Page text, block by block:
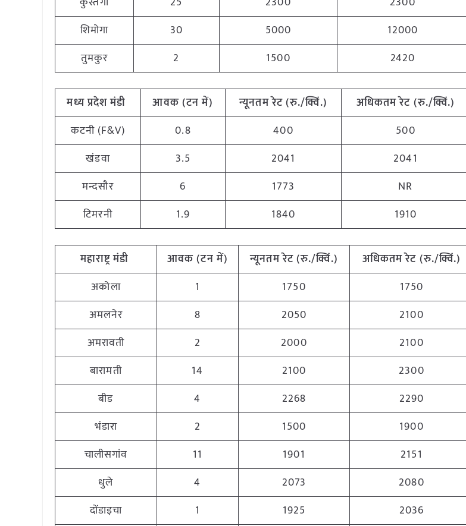
शिमोगा
30 5000 12000
तुमकुर
2 1500 2420
मध्यप्रदेश मंडी आवक (टन में) न्यूनतमरेट (रु./क्विं.) अधिकतमरेट (रु./क्विं.)
कटनी (F&V)
0.8 400 500
खंडवा
3.5 2041 2041
मन्दसौर
6 1773 NR
टिमरनी
1.9 1840 1910
महाराष्ट्रमंडी आवक (टनमें) न्यूनतमरेट (रु./क्विं.) अधिकतमरेट (रु./क्विं.)
अकोला
1 1750 1750
अमलनेर
8 2050 2100
अमरावती
2 2000 2100
बारामती
14 2100 2300
बीड
4 2268 2290
भंडारा
2 1500 1900
चालीसगांव
11 1901 2151
धुले
4 2073 2080
दोंडाइचा
1 1925 2036